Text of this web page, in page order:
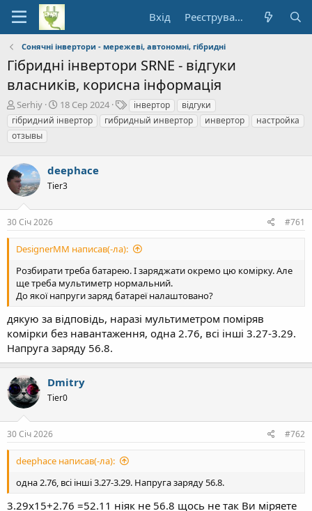
Вхід Реєстрування
Сонячні інвертори - мережеві, автономні, гібридні
Гібридні інвертори SRNE - відгуки
власників, корисна інформація
А
в
т
о
т
е
м
Serhiy
Д
а
т
о
а
18 Сер 2024
Т
е
ґ
інвертор
відгуки
гібридний інвертор
гибридный инвертор инвертор
настройка
отзывы
deephace
Tier3
30 Січ 2026 #761
DesignerMM написав(-ла):
Розбирати треба батарею. І заряджати окремо цю комірку. Але
ще треба мультиметр нормальний.
До якої напруги заряд батареї налаштовано?
дякую за відповідь, наразі мультиметром поміряв
комірки без навантаження, одна 2.76, всі інші 3.27-3.29.
Напруга заряду 56.8.
Dmitry
Tier0
30 Січ 2026 #762
deephace написав(-ла):
одна 2.76, всі інші 3.27-3.29. Напруга заряду 56.8.
3.29х15+2.76 =52.11 ніяк не 56.8 щось не так Ви міряете